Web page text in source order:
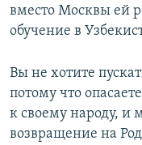
вместо Москвы ей
обучение в
Вы не хотите
потому что
к своему народу, и
возвращение на